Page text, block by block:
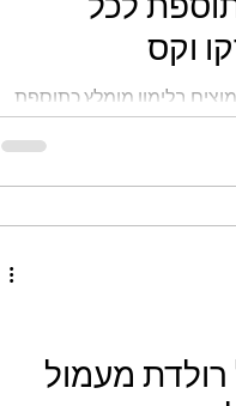
וקס
בלימון מומלץ כתוספת
רולדת מעמול